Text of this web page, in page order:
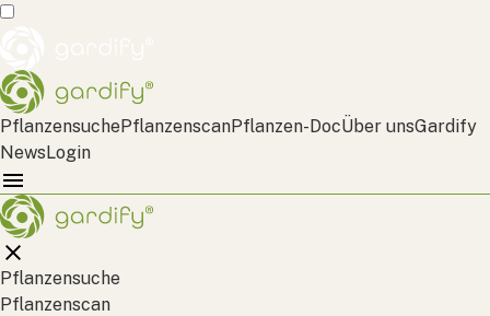
PflanzensuchePflanzenscanPflanzen-DocÜber unsGardify
NewsLogin
Pflanzensuche
Pflanzenscan